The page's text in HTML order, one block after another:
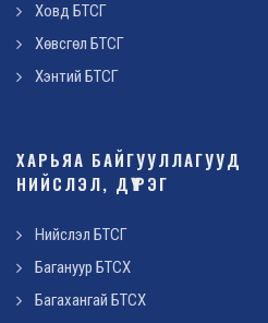
Ховд БТСГ
Хөвсгөл БТСГ
Хэнтий БТСГ
ХАРЬЯА БАЙГУУЛЛАГУУД
НИЙСЛЭЛ, ДҮҮРЭГ
Нийслэл БТСГ
Багануур БТСХ
Багахангай БТСХ